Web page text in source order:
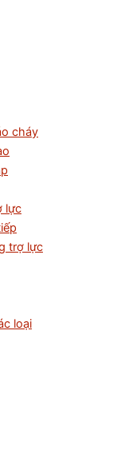
cháy
lực
trợ lực
loại